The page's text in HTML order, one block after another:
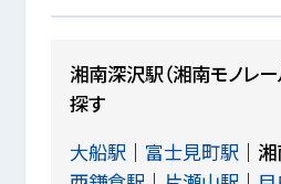
湘南深沢駅（湘南モノレ
探す
大船駅
富士見町駅